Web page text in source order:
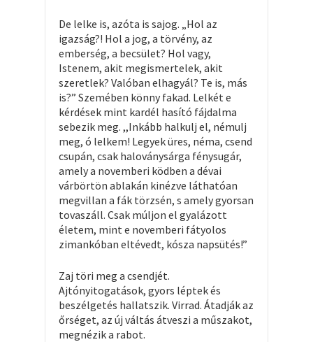
De lelke is, azóta is sajog. „Hol az
igazság?! Hol a jog, a törvény, az
emberség, a becsület? Hol vagy,
Istenem, akit megismertelek, akit
szeretlek? Valóban elhagyál? Te is, más
is?” Szemében könny fakad. Lelkét e
kérdések mint kardél hasító fájdalma
sebezik meg. ,,Inkább halkulj el, némulj
meg, ó lelkem! Legyek üres, néma, csend
csupán, csak haloványsárga fénysugár,
amely a novemberi ködben a dévai
várbörtön ablakán kinézve láthatóan
megvillan a fák törzsén, s amely gyorsan
tovaszáll. Csak múljon el gyalázott
életem, mint e novemberi fátyolos
zimankóban eltévedt, kósza napsütés!”
Zaj töri meg a csendjét.
Ajtónyitogatások, gyors léptek és
beszélgetés hallatszik. Virrad. Átadják az
őrséget, az új váltás átveszi a műszakot,
megnézik a rabot.